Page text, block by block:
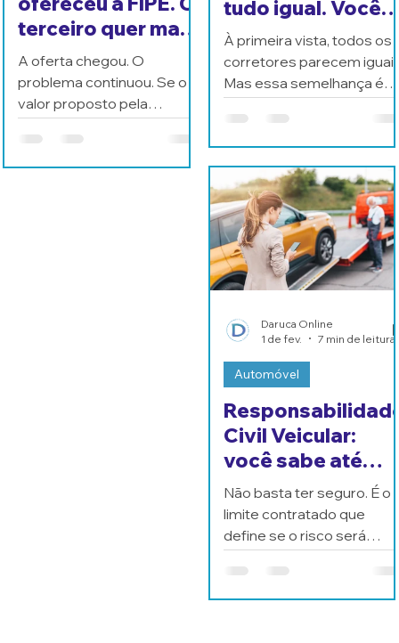
terceiro quer mais.
E agora?
A oferta chegou. O
problema continuou. Se o
valor proposto pela
seguradora não permite
terceiro, a obrigação foi
tudo igual. Você
sabe diferenciar
um do outro?
À primeira vista, todos os
corretores parecem
Mas essa semelhança é
superficial — e pode fazer
seguro precisa funcionar.
Civil Veicular:
você sabe até
onde vai a sua
proteção?
Não basta ter seguro. É o
limite contratado que
define se o risco será
absorvido ou devolvido ao
Automóvel
Daruca Online
1 de fev.
7 min de leitura